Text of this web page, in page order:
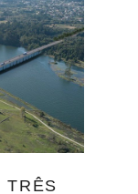
TRÊS